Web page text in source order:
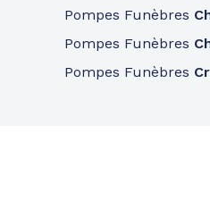
Pompes Funèbres
Pompes Funèbres
Pompes Funèbres